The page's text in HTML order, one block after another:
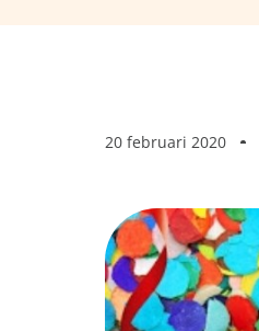
20 februari 2020